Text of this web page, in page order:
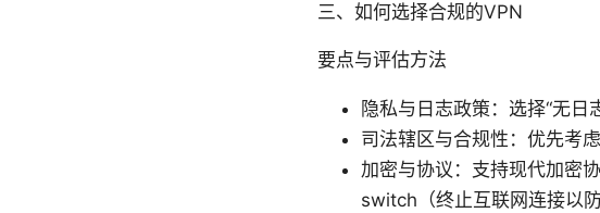
三、如何选择合规的VPN
要点与评估方法
隐私与日志政策：选择“无日
司法辖区与合规性：优先考
加密与协议：支持现代加密
switch（终止互联网连接以